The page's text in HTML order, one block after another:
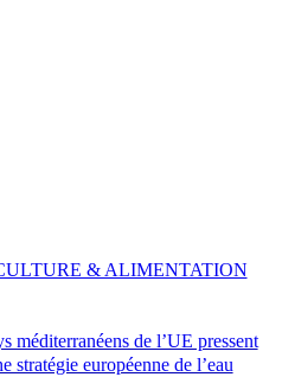
méditerranéens de l’UE pressent
stratégie européenne de l’eau
& ALIMENTATION